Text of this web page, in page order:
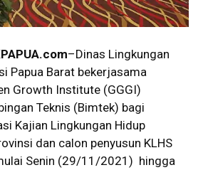
–Dinas Lingkungan
Papua Barat bekerjasama
Growth Institute (GGGI)
Teknis (Bimtek) bagi
Kajian Lingkungan Hidup
dan calon penyusun KLHS
Senin (29/11/2021) hingga